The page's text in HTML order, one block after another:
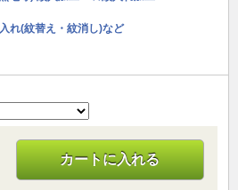
れ(紋替え・紋消し)など
カートに入れる